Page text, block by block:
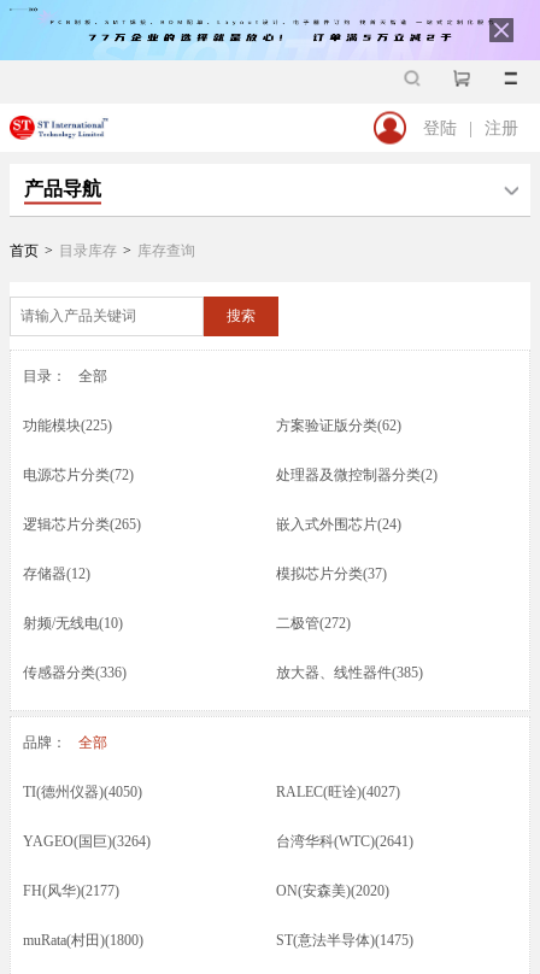
登陆 | 注册
产品导航
首页 > 目录库存 > 库存查询
搜索
目录： 全部
功能模块(225) 方案验证版分类(62)
电源芯片分类(72) 处理器及微控制器分类(2)
逻辑芯片分类(265) 嵌入式外围芯片(24)
存储器(12) 模拟芯片分类(37)
射频/无线电(10) 二极管(272)
传感器分类(336) 放大器、线性器件(385)
接口芯片分类(166) 驱动器(8)
品牌： 全部
TI(德州仪器)(4050) RALEC(旺诠)(4027)
YAGEO(国巨)(3264) 台湾华科(WTC)(2641)
FH(风华)(2177) ON(安森美)(2020)
muRata(村田)(1800) ST(意法半导体)(1475)